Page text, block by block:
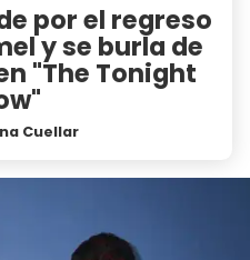
por el regreso
y se burla de
"The Tonight
Cuellar